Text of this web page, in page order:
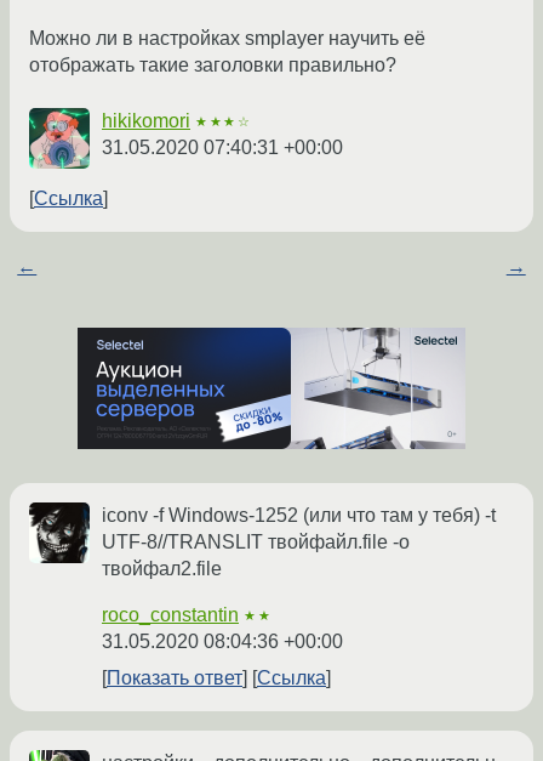
Можно ли в настройках smplayer научить её
отображать такие заголовки правильно?
hikikomori ★★★☆
31.05.2020 07:40:31 +00:00
Ссылка
← →
iconv -f Windows-1252 (или что там у тебя) -t
UTF-8//TRANSLIT твойфайл.file -o
твойфал2.file
roco_constantin ★★
31.05.2020 08:04:36 +00:00
Показать ответ
Ссылка